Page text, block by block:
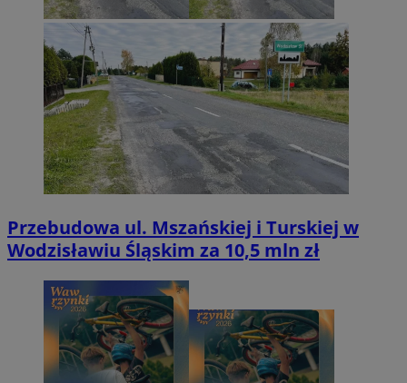
Przebudowa ul. Mszańskiej i Turskiej w
Wodzisławiu Śląskim za 10,5 mln zł